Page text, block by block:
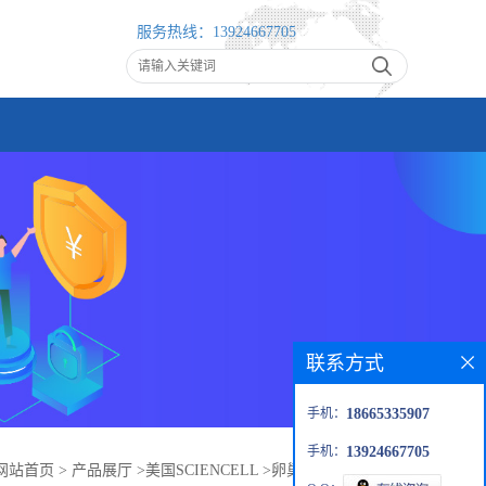
服务热线： 13924667705
站首页 > 产品展厅 >美国SCIENCELL >卵巢上皮细胞培养基
联系方式
手机： 18665335907
手机： 13924667705